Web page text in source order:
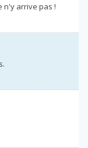
n'y arrive pas !